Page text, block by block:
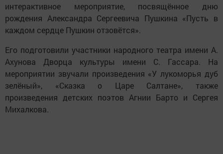
интерактивное мероприятие, посвящённое дню
рождения Александра Сергеевича Пушкина «Пусть в
каждом сердце Пушкин отзовётся».
Его подготовили участники народного театра имени А.
Ахунова Дворца культуры имени С. Гассара. На
мероприятии звучали произведения «У лукоморья дуб
зелёный», «Сказка о Царе Салтане», также
произведения детских поэтов Агнии Барто и Сергея
Михалкова.